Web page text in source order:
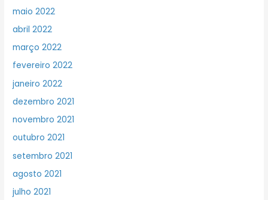
maio 2022
abril 2022
março 2022
fevereiro 2022
janeiro 2022
dezembro 2021
novembro 2021
outubro 2021
setembro 2021
agosto 2021
julho 2021